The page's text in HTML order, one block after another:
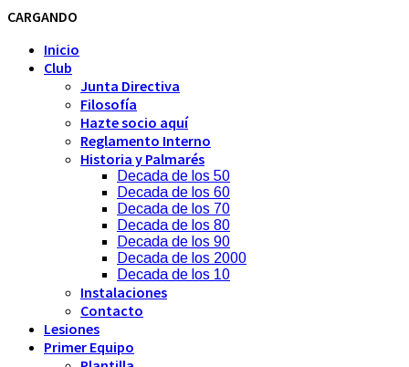
CARGANDO
Inicio
Club
Junta Directiva
Filosofía
Hazte socio aquí
Reglamento Interno
Historia y Palmarés
Decada de los 50
Decada de los 60
Decada de los 70
Decada de los 80
Decada de los 90
Decada de los 2000
Decada de los 10
Instalaciones
Contacto
Lesiones
Primer Equipo